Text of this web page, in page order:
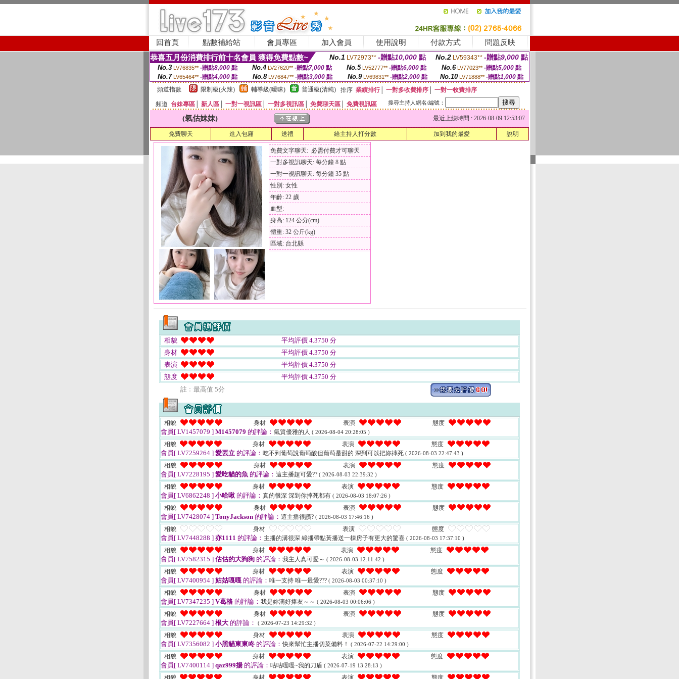
回首頁 點數補給站 會員專區 加入會員 使用說明 付款方式 問題反映
恭喜五月份消費排行前十名會員 獲得免費點數~ No.1 LV72973** -贈點10,000 點 No.2 LV59343** -贈點9,000 點
No.3 LV76835** -贈點8,000點 No.4 LV27620** -贈點7,000點 No.5 LV52777** -贈點6,000點 No.6 LV77023** -贈點5,000點
No.7 LV65464** -贈點4,000 點 No.8 LV76847** -贈點3,000 點 No.9 LV69831** -贈點2,000點 No.10 LV71888** -贈點1,000 點
頻道指數
限制級(火辣) 輔導級(曖昧) 普通級(清純) 排序 業績排行│ 一對多收費排序
一對一收費排序
頻道 台妹專區 新人區 一對一視訊區 一對多視訊區 免費聊天區 免費視訊區 搜尋主持人網名/編號：
(氣估妹妹) 最近上線時間 : 2026-08-09 12:53:07
免費聊天 進入包廂 送禮 給主持人打分數 加到我的最愛 說明
免費文字聊天: 必需付費才可聊天
一對多視訊聊天: 每分鐘 8 點
一對一視訊聊天: 每分鐘 35 點
性別: 女性
年齡: 22 歲
血型:
身高: 124 公分(cm)
體重: 32 公斤(kg)
區域: 台北縣
相貌
平均評價 4.3750 分
身材
平均評價 4.3750 分
表演
平均評價 4.3750 分
態度
平均評價 4.3750 分
註﹕最高值 5分
相貌 身材 表演 態度
會員[ LV1457079 ] M1457079 的評論： 氣質優雅的人 ( 2026-08-04 20:28:05 )
相貌 身材 表演 態度
會員[ LV7259264 ] 愛丟立 的評論： 吃不到葡萄說葡萄酸但葡萄是甜的 深到可以把妳摔死 ( 2026-08-03 22:47:43 )
相貌 身材 表演 態度
會員[ LV7228195 ] 愛吃貓的魚 的評論： 這主播超可愛?? ( 2026-08-03 22:39:32 )
相貌 身材 表演 態度
會員[ LV6862248 ] 小哈啾 的評論： 真的很深 深到你摔死都有 ( 2026-08-03 18:07:26 )
相貌 身材 表演 態度
會員[ LV7428074 ] TonyJackson 的評論： 這主播很讚? ( 2026-08-03 17:46:16 )
相貌 身材 表演 態度
會員[ LV7448288 ] 亦1111 的評論： 主播的溝很深 綠播帶點黃播送一棟房子有更大的驚喜 ( 2026-08-03 17:37:10 )
相貌 身材 表演 態度
會員[ LV7582315 ] 估估的大狗狗 的評論： 我主人真可愛～ ( 2026-08-03 12:11:42 )
相貌 身材 表演 態度
會員[ LV7400954 ] 姑姑嘎嘎 的評論： 唯一支持 唯一最愛??? ( 2026-08-03 00:37:10 )
相貌 身材 表演 態度
會員[ LV7347235 ] V葛格 的評論： 我是妳滴好捧友～～ ( 2026-08-03 00:06:06 )
相貌 身材 表演 態度
會員[ LV7227664 ] 根大 的評論： ( 2026-07-23 14:29:32 )
相貌 身材 表演 態度
會員[ LV7356082 ] 小黑貓東東咚 的評論：快來幫忙主播切菜備料！ ( 2026-07-22 14:29:00 )
相貌 身材 表演 態度
會員[ LV7400114 ] qaz999揚 的評論： 咕咕嘎嘎~我的刀盾 ( 2026-07-19 13:28:13 )
相貌 身材 表演 態度